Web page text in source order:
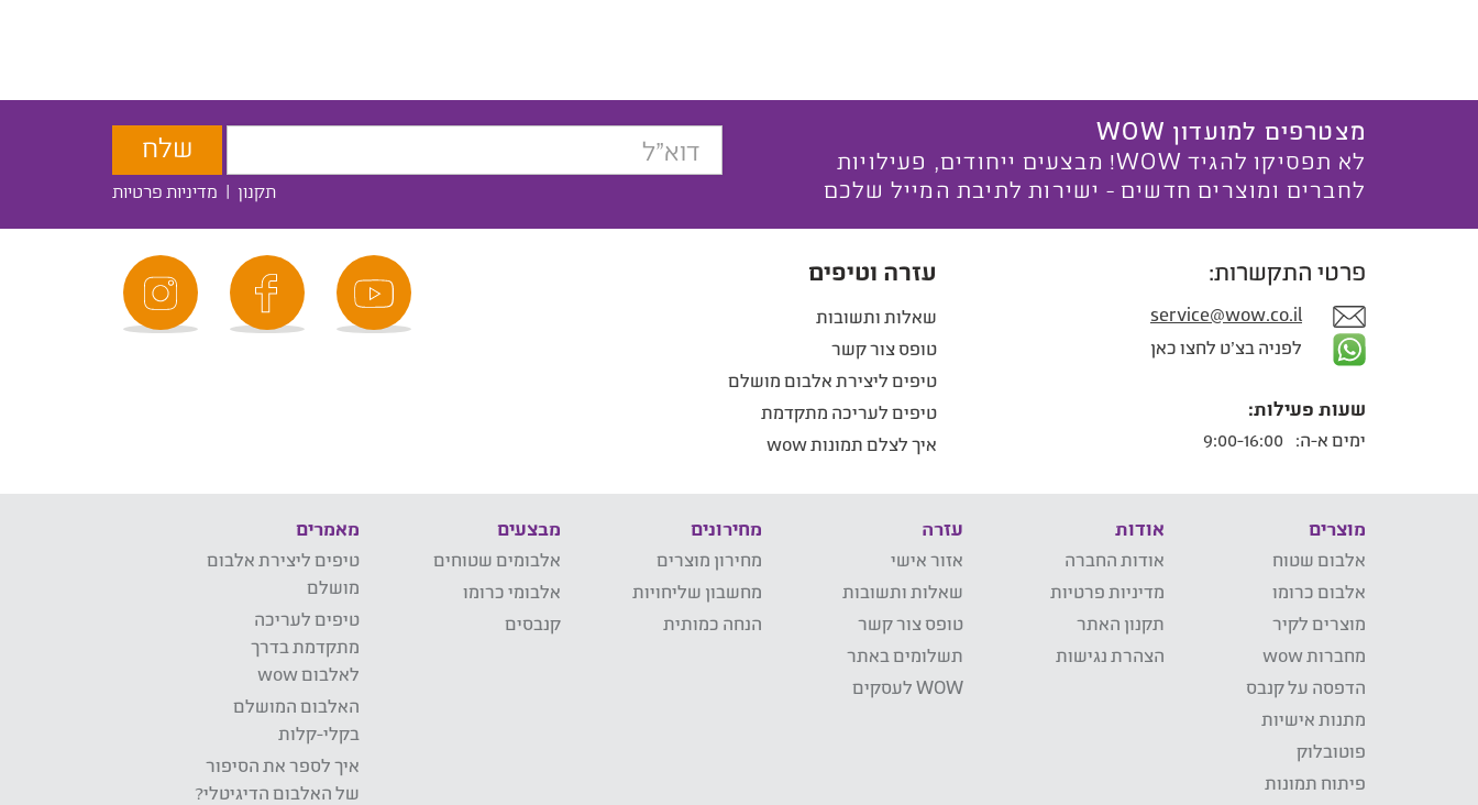
מצטרפים למועדון WOW
לא תפסיקו להגיד WOW! מבצעים ייחודים, פעילויות
לחברים ומוצרים חדשים - ישירות לתיבת המייל שלכם
תקנון | מדיניות פרטיות
פרטי התקשרות:
service@wow.co.il
לפניה בצ'ט לחצו כאן
שעות פעילות:
ימים א-ה:
עזרה וטיפים
שאלות ותשובות
טופס צור קשר
טיפים ליצירת אלבום מושלם
טיפים לעריכה מתקדמת
איך לצלם תמונות wow
מוצרים
אלבום שטוח
אלבום כרומו
מוצרים לקיר
מחברות wow
הדפסה על קנבס
מתנות אישיות
פוטובלוק
פיתוח תמונות
אודות
אודות החברה
מדיניות פרטיות
תקנון האתר
הצהרת נגישות
עזרה
אזור אישי
שאלות ותשובות
טופס צור קשר
תשלומים באתר
WOW לעסקים
מחירונים
מחירון מוצרים
מחשבון שליחויות
הנחה כמותית
מבצעים
אלבומים שטוחים
אלבומי כרומו
קנבסים
מאמרים
טיפים ליצירת אלבום
מושלם
טיפים לעריכה
מתקדמת בדרך
לאלבום wow
האלבום המושלם
בקלי-קלות
איך לספר את הסיפור
של האלבום הדיגיטלי?